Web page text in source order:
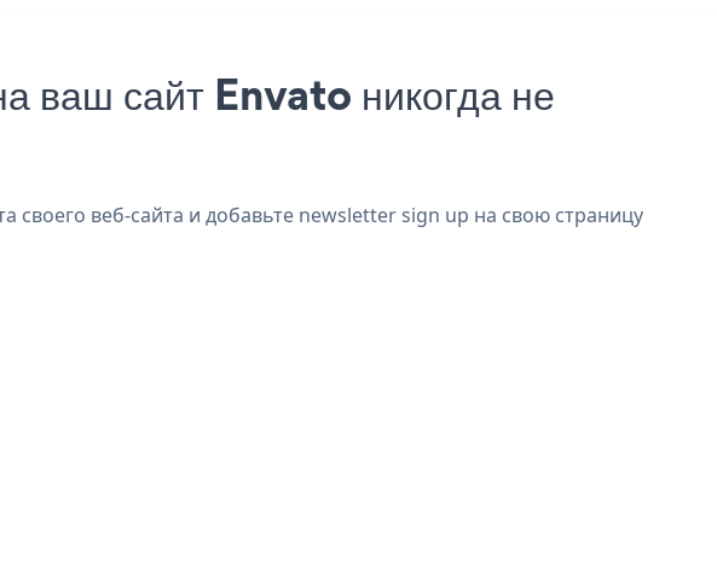
ваш сайт Envato никогда не
своего веб-сайта и добавьте newsletter sign up на свою страницу